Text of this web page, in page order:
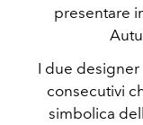
presentare
I due
consecutivi
simbolica